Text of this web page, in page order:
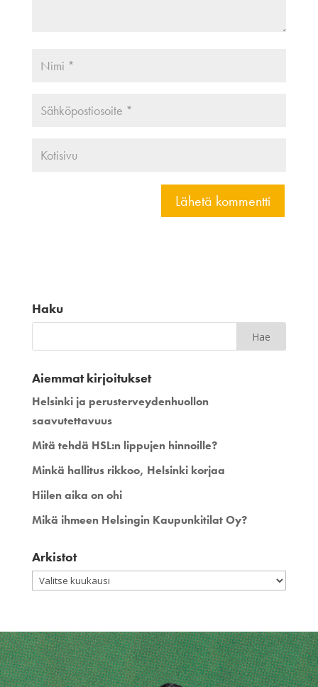
Haku
Aiemmat kirjoitukset
Helsinki ja perusterveydenhuollon
saavutettavuus
Mitä tehdä HSL:n lippujen hinnoille?
Minkä hallitus rikkoo, Helsinki korjaa
Hiilen aika on ohi
Mikä ihmeen Helsingin Kaupunkitilat Oy?
Arkistot
Arkistot